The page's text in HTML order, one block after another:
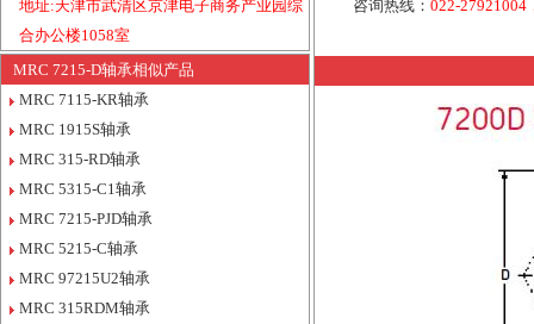
地址:天津市武清区京津电子商务产业园综
合办公楼1058室
MRC 7215-D轴承相似产品
MRC 7115-KR轴承
MRC 1915S轴承
MRC 315-RD轴承
MRC 5315-C1轴承
MRC 7215-PJD轴承
MRC 5215-C轴承
MRC 97215U2轴承
MRC 315RDM轴承
咨询热线：022-27921004